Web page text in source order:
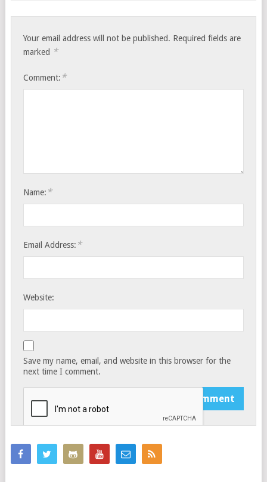
Your email address will not be published. Required fields are
marked *
Comment: *
Name: *
Email Address: *
Website:
Save my name, email, and website in this browser for the
next time I comment.